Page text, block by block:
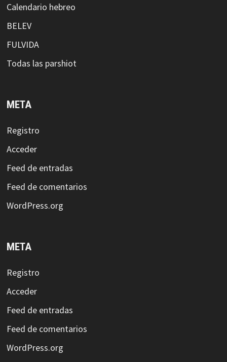
Calendario hebreo
BELEV
FULVIDA
Todas las parshiot
META
Registro
Acceder
Feed de entradas
Feed de comentarios
WordPress.org
META
Registro
Acceder
Feed de entradas
Feed de comentarios
WordPress.org